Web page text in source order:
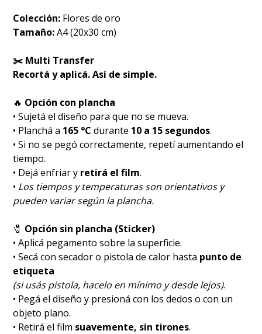
Colección: Flores de oro
Tamaño:A4 (20x30 cm)
✂️ Multi Transfer
Recortá y aplicá. Así de simple.
🔥 Opción con plancha
• Sujetá el diseño para que no se mueva.
• Planchá a 165 °C durante 10 a 15 segundos.
• Si no se pegó correctamente, repetí aumentando el
tiempo.
• Dejá enfriar y retirá el film.
• Los tiempos y temperaturas son orientativos y
pueden variar según la plancha.
🧷 Opción sin plancha (Sticker)
• Aplicá pegamento sobre la superficie.
• Secá con secador o pistola de calor hasta punto de
etiqueta
(si usás pistola, hacelo en mínimo y desde lejos).
• Pegá el diseño y presioná con los dedos o con un
objeto plano.
• Retirá el film suavemente, sin tirones.